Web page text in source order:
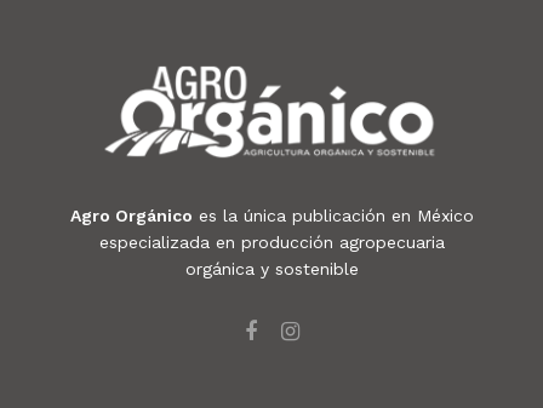
Agro Orgánico es la única publicación en México
especializada en producción agropecuaria
orgánica y sostenible